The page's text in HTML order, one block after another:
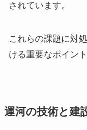
されています。
これらの課題に対
ける重要なポイン
運河の技術と建